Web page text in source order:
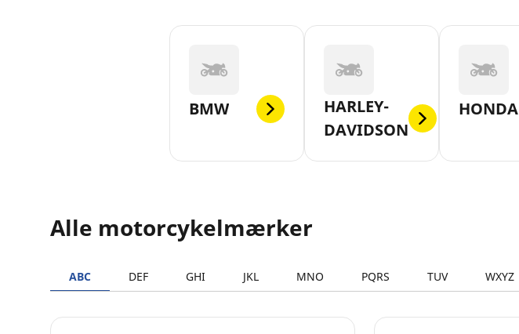
BMW
HARLEY-
DAVIDSON
HONDA
Alle motorcykelmærker
ABC DEF GHI JKL MNO PQRS TUV WXYZ